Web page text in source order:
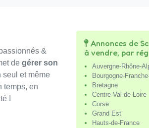
&
de gérer son
seul et même
temps, en
!
Annonces de
à vendre, par
Auvergne-Rhône-
Bourgogne-
Bretagne
Centre-Val de Loire
Corse
Grand Est
Hauts-de-France